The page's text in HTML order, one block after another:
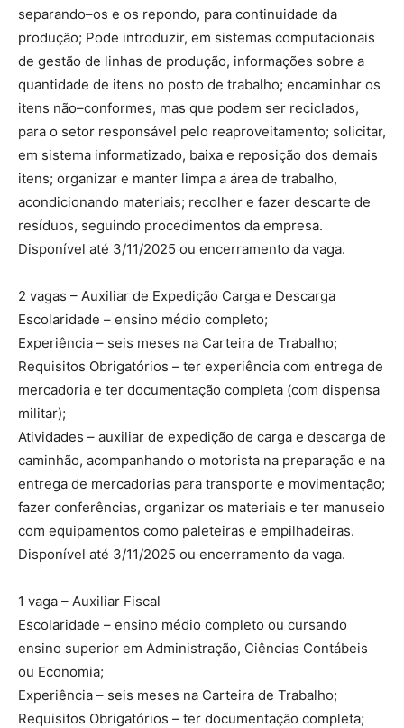
separando–os e os repondo, para continuidade da
produção; Pode introduzir, em sistemas computacionais
de gestão de linhas de produção, informações sobre a
quantidade de itens no posto de trabalho; encaminhar os
itens não–conformes, mas que podem ser reciclados,
para o setor responsável pelo reaproveitamento; solicitar,
em sistema informatizado, baixa e reposição dos demais
itens; organizar e manter limpa a área de trabalho,
acondicionando materiais; recolher e fazer descarte de
resíduos, seguindo procedimentos da empresa.
Disponível até 3/11/2025 ou encerramento da vaga.
2 vagas – Auxiliar de Expedição Carga e Descarga
Escolaridade – ensino médio completo;
Experiência – seis meses na Carteira de Trabalho;
Requisitos Obrigatórios – ter experiência com entrega de
mercadoria e ter documentação completa (com dispensa
militar);
Atividades – auxiliar de expedição de carga e descarga de
caminhão, acompanhando o motorista na preparação e na
entrega de mercadorias para transporte e movimentação;
fazer conferências, organizar os materiais e ter manuseio
com equipamentos como paleteiras e empilhadeiras.
Disponível até 3/11/2025 ou encerramento da vaga.
1 vaga – Auxiliar Fiscal
Escolaridade – ensino médio completo ou cursando
ensino superior em Administração, Ciências Contábeis
ou Economia;
Experiência – seis meses na Carteira de Trabalho;
Requisitos Obrigatórios – ter documentação completa;